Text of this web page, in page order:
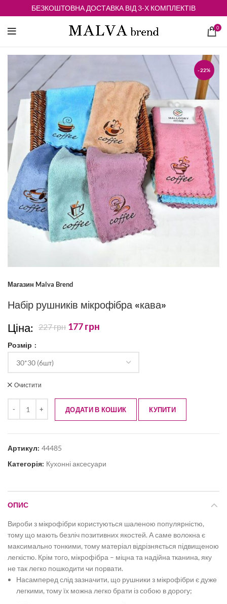
БЕЗКОШТОВНА ДОСТАВКА ВІД 3-Х КОМПЛЕКТІВ
0
-22%
Магазин Malva Brend
Набір рушників мікрофібра «кава»
Ціна: 227грн 177грн
Розмір
Очистити
ДОДАТИ В КОШИК КУПИТИ
Артикул: 44485
Категорія: Кухонні аксесуари
ОПИС
Вироби з мікрофібри користуються шаленою популярністю,
тому що мають безліч позитивних якостей. А саме волокна є
максимально тонкими, тому матеріал відрізняється підвищеною
легкістю. Крім того, мікрофібра – міцна та надійна тканина, яку
не так легко пошкодити чи порвати.
Насамперед слід зазначити, що рушники з мікрофібри є дуже
легкими, тому їх можна легко брати із собою в дорогу;